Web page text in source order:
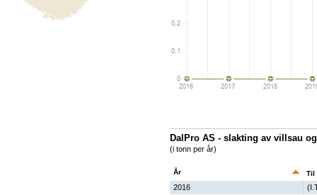
DalPro AS - slakting av villsau
(i tonn per år)
År
2016